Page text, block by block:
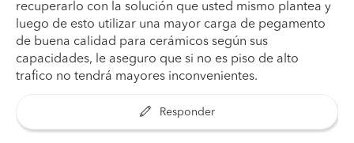
recuperarlo con la solución que usted mismo plantea y
luego de esto utilizar una mayor carga de pegamento
de buena calidad para cerámicos según sus
capacidades, le aseguro que si no es piso de alto
trafico no tendrá mayores inconvenientes.
Responder